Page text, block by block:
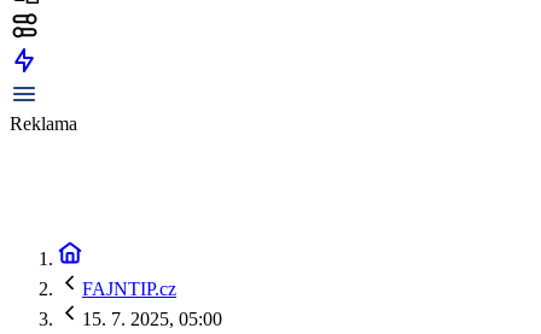
Reklama
FAJNTIP.cz
15. 7. 2025, 05:00